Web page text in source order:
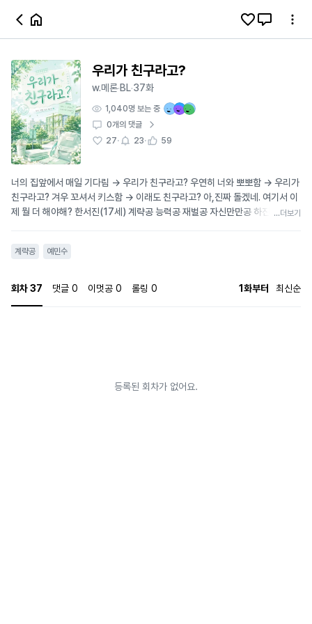
우리가 친구라고?
w.메론·BL·37화
1,040명 보는 중
0개의 댓글
27· 23· 59
너의 집앞에서 매일 기다림 → 우리가 친구라고? 우연히 너와 뽀뽀함 → 우리가
친구라고? 겨우 꼬셔서 키스함 → 이래도 친구라고? 아,진짜 돌겠네. 여기서 이
제 뭘 더 해야해? 한서진(17세) 계략공 능력공 재벌공 자신만만공 하진우(17
...더보기
계략공 예민수
회차37 댓글 0 이멋공 0 롤링 0 1화부터 최신순
등록된 회차가 없어요.